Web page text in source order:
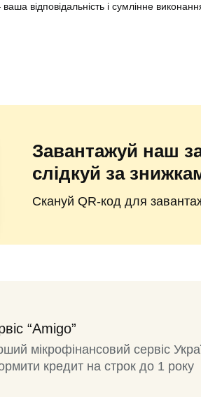
відповідальність і сумлінне
Завантажуй наш
слідкуй за
Скануй QR-код для
“Amigo”
мікрофінансовий сервіс
кредит на строк до 1 року